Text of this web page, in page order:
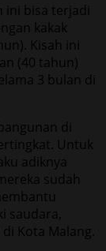
ini bisa terjadi
kakak
Kisah ini
(40 tahun)
3 bulan di
di
Untuk
adiknya
sudah
saudara,
Kota Malang.